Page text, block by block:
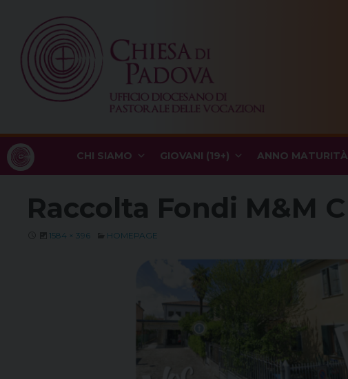
content
CHI SIAMO GIOVANI (19+) ANNO MATURITÀ
Raccolta Fondi M&M C
1584 × 396 HOMEPAGE